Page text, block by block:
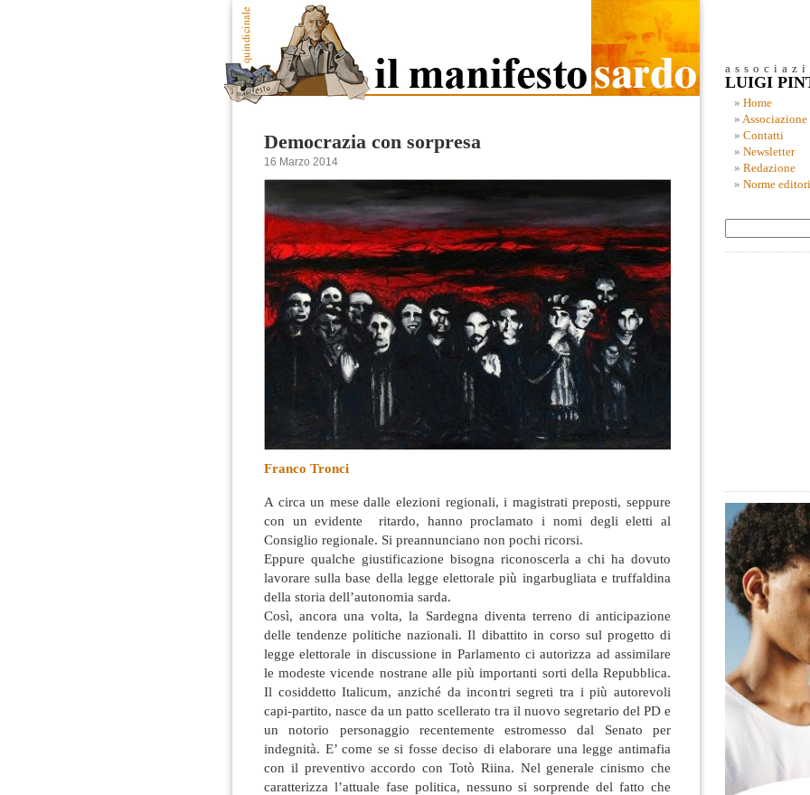
Democrazia con sorpresa
16 Marzo 2014
Franco Tronci
A circa un mese dalle elezioni regionali, i magistrati preposti, seppure
con un evidente ritardo, hanno proclamato i nomi degli eletti al
Consiglio regionale. Si preannunciano non pochi ricorsi.
Eppure qualche giustificazione bisogna riconoscerla a chi ha dovuto
lavorare sulla base della legge elettorale più ingarbugliata e truffaldina
della storia dell’autonomia sarda.
Così, ancora una volta, la Sardegna diventa terreno di anticipazione
delle tendenze politiche nazionali. Il dibattito in corso sul progetto di
legge elettorale in discussione in Parlamento ci autorizza ad assimilare
le modeste vicende nostrane alle più importanti sorti della Repubblica.
Il cosiddetto Italicum, anziché da incontri segreti tra i più autorevoli
capi-partito, nasce da un patto scellerato tra il nuovo segretario del PD e
un notorio personaggio recentemente estromesso dal Senato per
indegnità. E’ come se si fosse deciso di elaborare una legge antimafia
con il preventivo accordo con Totò Riina. Nel generale cinismo che
caratterizza l’attuale fase politica, nessuno si sorprende del fatto che
LUIGI
Home
Associazione
Contatti
Newsletter
Redazione
Norme